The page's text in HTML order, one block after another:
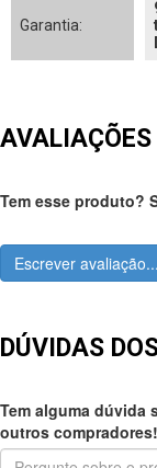
Garantia:
AVALIAÇÕES
Tem esse produto?
Escrever avaliação...
DÚVIDAS
Tem alguma dúvida
outros compradores!